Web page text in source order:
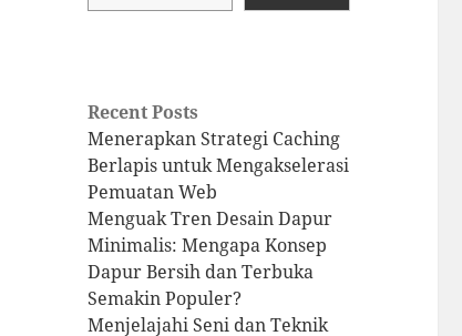
Recent Posts
Menerapkan Strategi Caching
Berlapis untuk Mengakselerasi
Pemuatan Web
Menguak Tren Desain Dapur
Minimalis: Mengapa Konsep
Dapur Bersih dan Terbuka
Semakin Populer?
Menjelajahi Seni dan Teknik